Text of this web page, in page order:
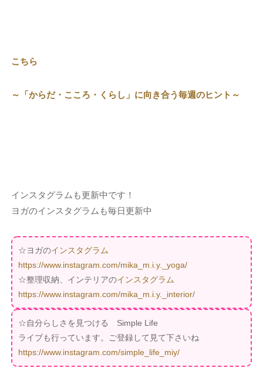
こちら
～「からだ・こころ・くらし」に向き合う毎週のヒント～
インスタグラムも更新中です！
ヨガのインスタグラムも毎日更新中
☆ヨガのインスタグラム
https://www.instagram.com/mika_m.i.y._yoga/
☆整理収納、インテリアのインスタグラム
https://www.instagram.com/mika_m.i.y._interior/
☆自分らしさを見つける Simple Life
ライブも行っています。ご登録して見て下さいね
https://www.instagram.com/simple_life_miy/